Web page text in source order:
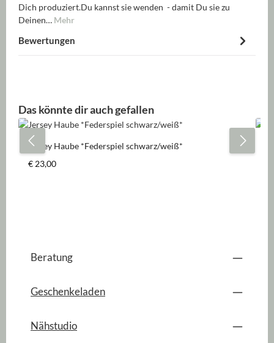
Dich produziert.Du kannst sie wenden - damit Du sie zu
Deinen… Mehr
Bewertungen
Produktgalerie überspringen
Das könnte dir auch gefallen
Jersey Haube *Federspiel schwarz/weiß*
Regulärer Preis:
€ 23,00
Beratung
Geschenkeladen
Nähstudio